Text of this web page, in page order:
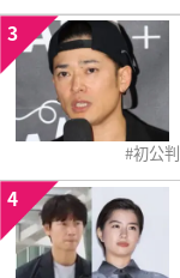
3
初公判
4